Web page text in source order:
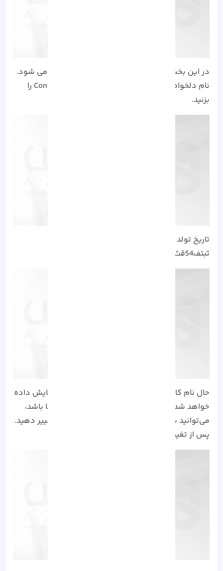
در این بخش از شما نامی برای ثبت نام درخواست می شود.
نام دلخواه خود را در دو بخش وارد کرده و Continue را
بزنید.
تاریخ تولد خود را به میلادی در این صفحه
ثبتف54قث3ثقثبثکنید.
حال نام کاربری شما به صورت خودکار ساخته و نمایش داده
خواهد شد. اگر نمی خواهید که آن نام کاربری شما باشد،
می‌توانید با کلیک بروی Change my Username تغییر دهید.
پس از تغییر گزینه Continue را بزنید.